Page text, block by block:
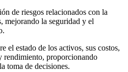
de riesgos relacionados con la
mejorando la seguridad y el
el estado de los activos, sus costos,
rendimiento, proporcionando
toma de decisiones.